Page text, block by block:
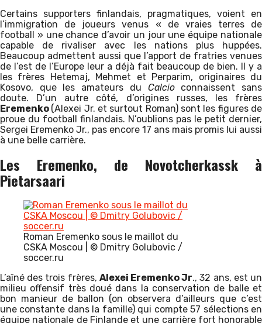
Certains supporters finlandais, pragmatiques, voient en
l’immigration de joueurs venus « de vraies terres de
football » une chance d’avoir un jour une équipe nationale
capable de rivaliser avec les nations plus huppées.
Beaucoup admettent aussi que l’apport de fratries venues
de l’est de l’Europe leur a déjà fait beaucoup de bien. Il y a
les frères Hetemaj, Mehmet et Perparim, originaires du
Kosovo, que les amateurs du Calcioconnaissent sans
doute. D’un autre côté, d’origines russes, les frères
Eremenko (Alexei Jr. et surtout Roman) sont les figures de
proue du football finlandais. N’oublions pas le petit dernier,
Sergei Eremenko Jr., pas encore 17 ans mais promis lui aussi
à une belle carrière.
Les Eremenko, de Novotcherkassk à
Pietarsaari
Roman Eremenko sous le maillot du
CSKA Moscou | © Dmitry Golubovic /
soccer.ru
L’aîné des trois frères, Alexei Eremenko Jr., 32 ans, est un
milieu offensif très doué dans la conservation de balle et
bon manieur de ballon (on observera d’ailleurs que c’est
une constante dans la famille) qui compte 57 sélections en
équipe nationale de Finlande et une carrière fort honorable